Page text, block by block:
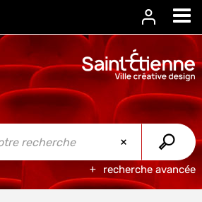
recherche avancée